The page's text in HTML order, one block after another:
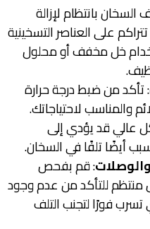
السخان بانتظام لإزالة
على العناصر التسخينية
خل مخفف أو محلول
: تأكد من ضبط درجة حرارة
والمناسب لاحتياجاتك.
عالي قد يؤدي إلى
أيضًا تلفًا في السخان.
: قم بفحص
للتأكد من عدم وجود
فورًا لتجنب التلف